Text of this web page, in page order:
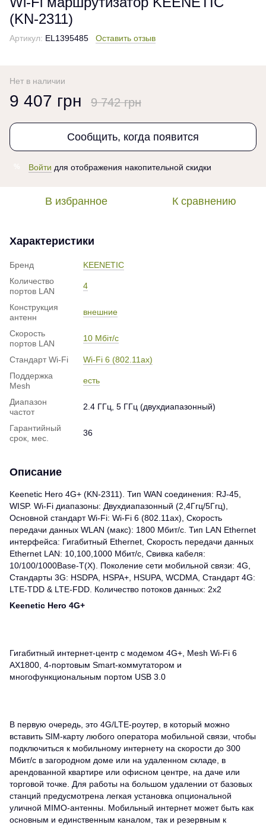
(KN-2311)
Артикул: EL1395485 Оставить отзыв
Нет в наличии
9 407 грн 9 742 грн
Сообщить, когда появится
Войти для отображения накопительной скидки
В избранное К сравнению
Характеристики
Бренд
KEENETIC
Количество
портов LAN
4
Конструкция
антенн
внешние
Скорость
портов LAN
10 Мбіт/с
Стандарт Wi-Fi
Wi-Fi 6 (802.11ax)
Поддержка
Mesh
есть
Диапазон
частот
2.4 ГГц, 5 ГГц (двухдиапазонный)
Гарантийный
срок, мес.
36
Описание
Keenetic Hero 4G+ (KN-2311). Тип WAN соединения: RJ-45,
WISP. Wi-Fi диапазоны: Двухдиапазонный (2,4Ггц/5Ггц),
Основной стандарт Wi-Fi: Wi-Fi 6 (802.11ax), Скорость
передачи данных WLAN (макс): 1800 Мбит/с. Тип LAN Ethernet
интерфейса: Гигабитный Ethernet, Скорость передачи данных
Ethernet LAN: 10,100,1000 Мбит/с, Свивка кабеля:
10/100/1000Base-T(X). Поколение сети мобильной связи: 4G,
Стандарты 3G: HSDPA, HSPA+, HSUPA, WCDMA, Стандарт 4G:
LTE-TDD & LTE-FDD. Количество потоков данных: 2x2
Keenetic Hero 4G+
Гигабитный интернет-центр с модемом 4G+, Mesh Wi-Fi 6
AX1800, 4-портовым Smart-коммутатором и
многофункциональным портом USB 3.0
В первую очередь, это 4G/LTE-роутер, в который можно
вставить SIM-карту любого оператора мобильной связи, чтобы
подключиться к мобильному интернету на скорости до 300
Мбит/с в загородном доме или на удаленном складе, в
арендованной квартире или офисном центре, на даче или
торговой точке. Для работы на большом удалении от базовых
станций предусмотрена легкая установка опциональной
уличной MIMO-антенны. Мобильный интернет может быть как
основным и единственным каналом, так и резервным к